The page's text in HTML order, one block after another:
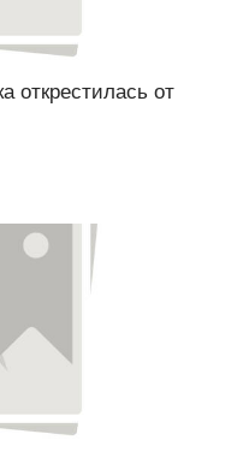
открестилась от